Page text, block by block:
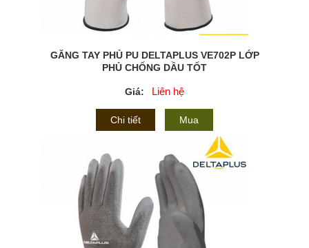
GĂNG TAY PHỦ PU DELTAPLUS VE702P LỚP
PHỦ CHỐNG DẦU TỐT
Giá: Liên hệ
Chi tiết Mua